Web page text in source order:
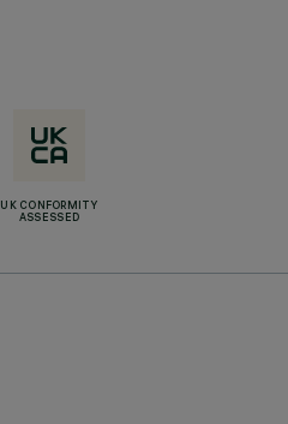
UK CONFORMITY
ASSESSED